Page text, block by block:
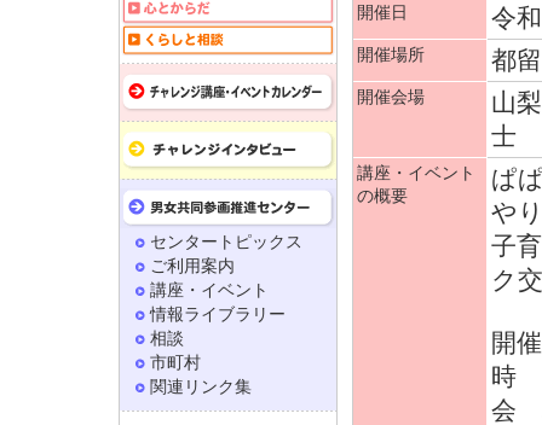
開催日
令
開催場所 都
開催会場
山
士
講座・イベント
の概要
ぱ
や
子
ク
開
時
会
センタートピックス
ご利用案内
講座・イベント
情報ライブラリー
相談
市町村
関連リンク集